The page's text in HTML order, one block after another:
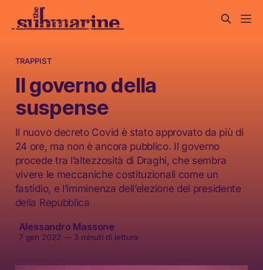
TRAPPIST
Il governo della
suspense
Il nuovo decreto Covid è stato approvato da più di
24 ore, ma non è ancora pubblico. Il governo
procede tra l’altezzosità di Draghi, che sembra
vivere le meccaniche costituzionali come un
fastidio, e l’imminenza dell’elezione del presidente
della Repubblica
Alessandro Massone
7 gen 2022 —3 minuti di lettura